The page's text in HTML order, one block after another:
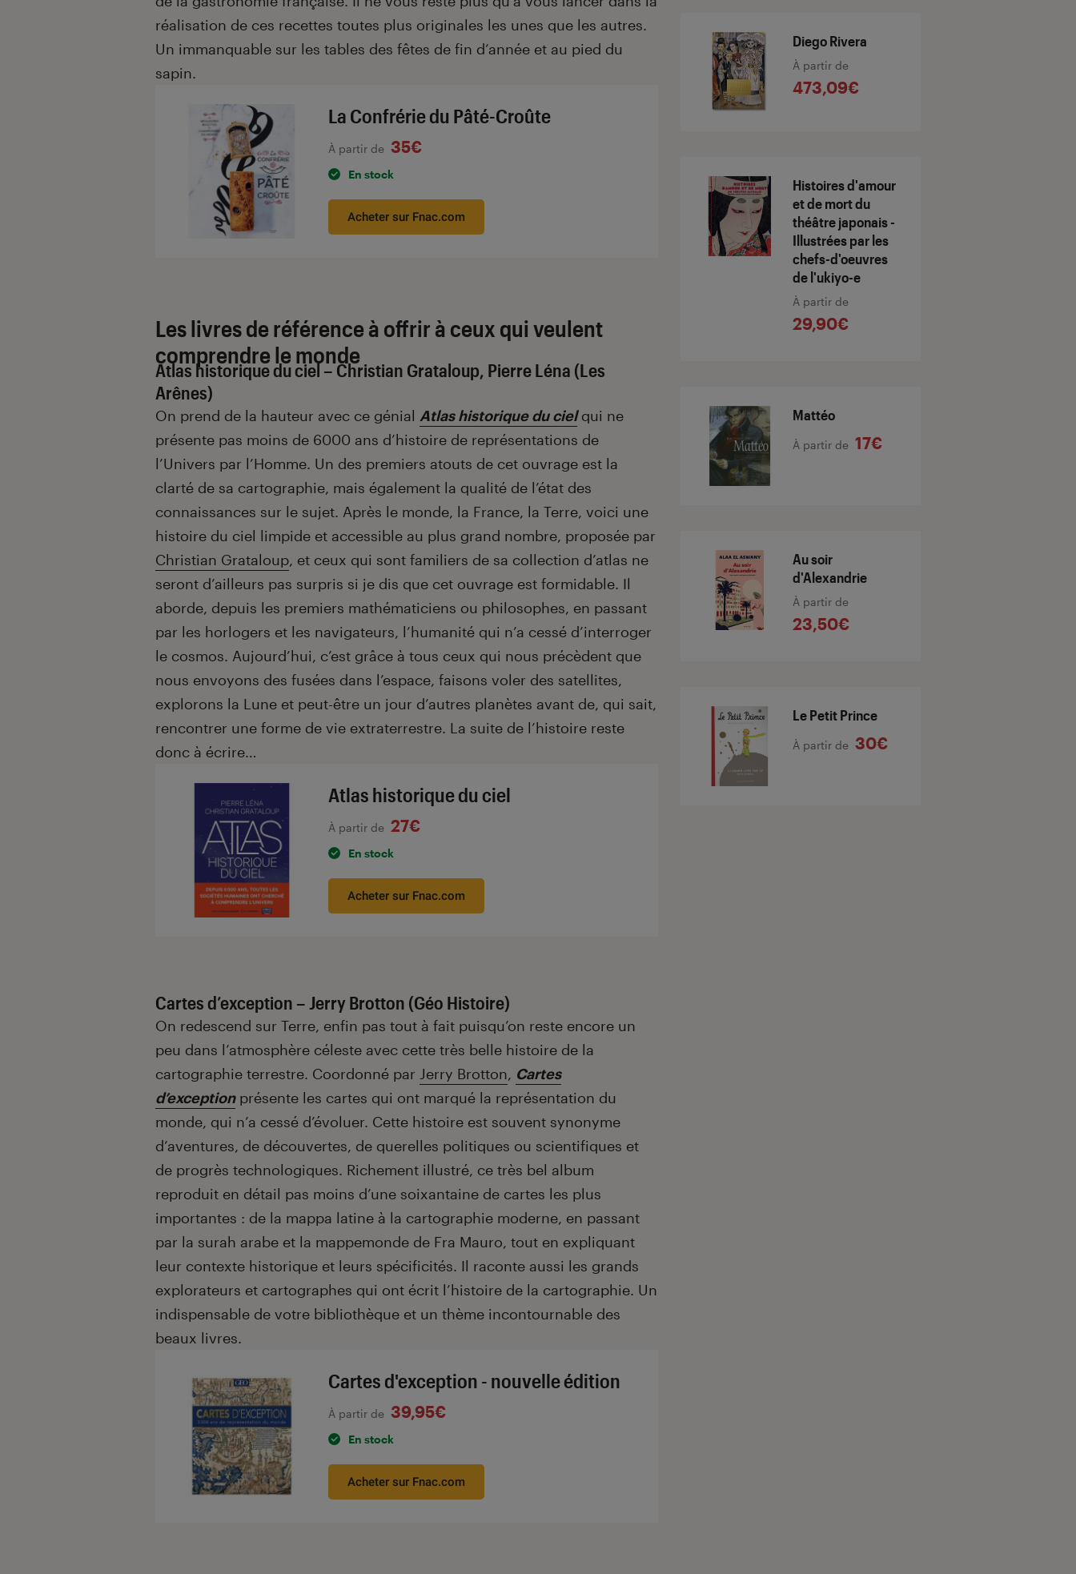
réalisation de ces recettes toutes plus originales les unes que les autres.
Un immanquable sur les tables des fêtes de fin d’année et au pied du
sapin.
La Confrérie du Pâté-Croûte
À partir de 35€
En stock
Acheter sur Fnac.com
Les livres de référence à offrir à ceux qui veulent
comprendre le monde
Atlas historique du ciel – Christian Grataloup, Pierre Léna (Les
Arênes)
On prend de la hauteur avec ce génial Atlas historique du cielqui ne
présente pas moins de 6000 ans d’histoire de représentations de
l’Univers par l’Homme. Un des premiers atouts de cet ouvrage est la
clarté de sa cartographie, mais également la qualité de l’état des
connaissances sur le sujet. Après le monde, la France, la Terre, voici une
histoire du ciel limpide et accessible au plus grand nombre, proposée par
Christian Grataloup, et ceux qui sont familiers de sa collection d’atlas ne
seront d’ailleurs pas surpris si je dis que cet ouvrage est formidable. Il
aborde, depuis les premiers mathématiciens ou philosophes, en passant
par les horlogers et les navigateurs, l’humanité qui n’a cessé d’interroger
le cosmos. Aujourd’hui, c’est grâce à tous ceux qui nous précèdent que
nous envoyons des fusées dans l’espace, faisons voler des satellites,
explorons la Lune et peut-être un jour d’autres planètes avant de, qui sait,
rencontrer une forme de vie extraterrestre. La suite de l’histoire reste
donc à écrire…
Atlas historique du ciel
À partir de 27€
En stock
Acheter sur Fnac.com
Cartes d’exception – Jerry Brotton (Géo Histoire)
On redescend sur Terre, enfin pas tout à fait puisqu’on reste encore un
peu dans l’atmosphère céleste avec cette très belle histoire de la
cartographie terrestre. Coordonné par Jerry Brotton, Cartes
d’exceptionprésente les cartes qui ont marqué la représentation du
monde, qui n’a cessé d’évoluer. Cette histoire est souvent synonyme
d’aventures, de découvertes, de querelles politiques ou scientifiques et
de progrès technologiques. Richement illustré, ce très bel album
reproduit en détail pas moins d’une soixantaine de cartes les plus
importantes : de la mappa latine à la cartographie moderne, en passant
par la surah arabe et la mappemonde de Fra Mauro, tout en expliquant
leur contexte historique et leurs spécificités. Il raconte aussi les grands
explorateurs et cartographes qui ont écrit l’histoire de la cartographie. Un
indispensable de votre bibliothèque et un thème incontournable des
beaux livres.
Cartes d'exception - nouvelle édition
À partir de 39,95€
En stock
Acheter sur Fnac.com
Diego Rivera
À partir de
473,09€
Histoires d'amour
et de mort du
théâtre japonais -
Illustrées par les
chefs-d'oeuvres
de l'ukiyo-e
À partir de
29,90€
Mattéo
À partir de 17€
Au soir
d'Alexandrie
À partir de
23,50€
Le Petit Prince
À partir de 30€